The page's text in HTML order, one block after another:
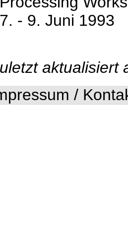
7. - 9. Juni 1993
aktualisiert
/